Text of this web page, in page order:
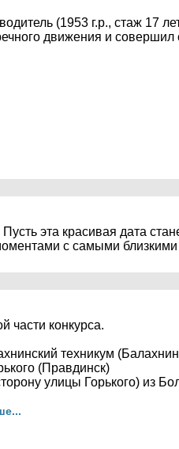
(1953 г.р., стаж 17
движения и совершил
эта красивая дата
с самыми
части конкурса.
техникум
(Правдинск)
улицы Горького) из